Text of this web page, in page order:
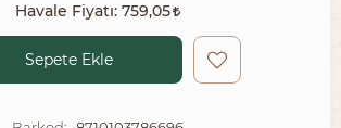
Havale Fiyatı: 759,05
Sepete Ekle